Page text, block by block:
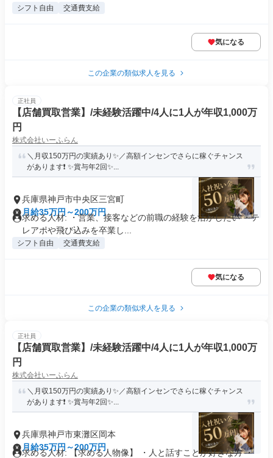
シフト自由 交通費支給
気になる
この企業の類似求人を見る
正社員
【店舗買取営業】/未経験活躍中/4人に1人が年収1,000万
円
株式会社いーふらん
＼月収150万円の実績あり✨／高額インセンでさらに稼ぐチャンス
があります❗ ✨賞与年2回✨...
兵庫県神戸市中央区三宮町
月給35万円～200万円
求める人材: ・営業、接客などの前職の経験を活かしたい ・テ
レアポや飛び込みを卒業し...
シフト自由 交通費支給
気になる
この企業の類似求人を見る
正社員
【店舗買取営業】/未経験活躍中/4人に1人が年収1,000万
円
株式会社いーふらん
＼月収150万円の実績あり✨／高額インセンでさらに稼ぐチャンス
があります❗ ✨賞与年2回✨...
兵庫県神戸市東灘区岡本
月給35万円～200万円
求める人材: 【求める人物像】 ・人と話すことが好きな方 ・